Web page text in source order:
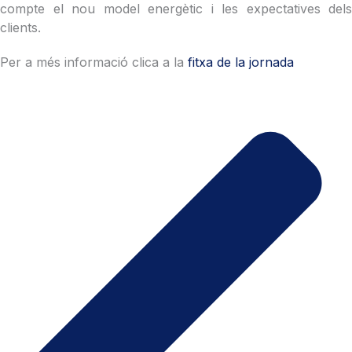
compte el nou model energètic i les expectatives dels
clients.
Per a més informació clica a la fitxa de la jornada